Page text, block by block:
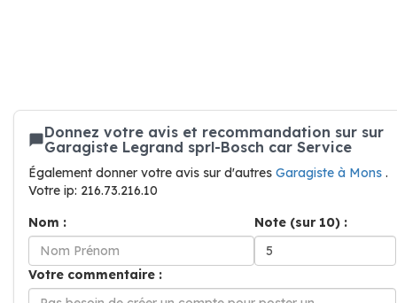
Donnez votre avis et recommandation sur sur
Garagiste Legrand sprl-Bosch car Service
Également donner votre avis sur d'autres Garagiste à Mons .
Votre ip: 216.73.216.10
Nom :
Note (sur 10) :
Votre commentaire :